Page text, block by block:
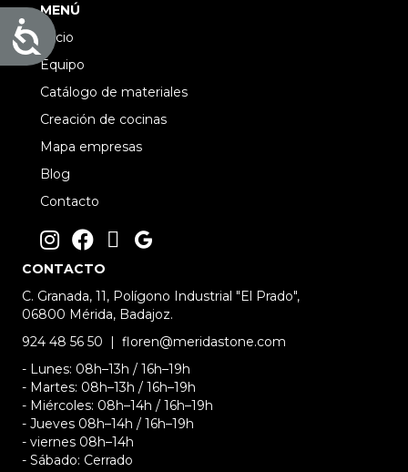
A
c
e
s
i
b
i
l
d
d
MENÚ
Inicio
Equipo
Catálogo de materiales
Creación de cocinas
Mapa empresas
Blog
Contacto
CONTACTO
C. Granada, 11, Polígono Industrial "El Prado",
06800 Mérida, Badajoz.
924 48 56 50 | floren@meridastone.com
- Lunes: 08h–13h / 16h–19h
- Martes: 08h–13h / 16h–19h
- Miércoles: 08h–14h / 16h–19h
- Jueves 08h–14h / 16h–19h
- viernes 08h–14h
- Sábado: Cerrado